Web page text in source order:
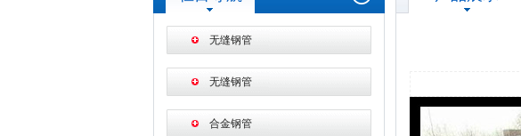
无缝钢管
无缝钢管
合金钢管